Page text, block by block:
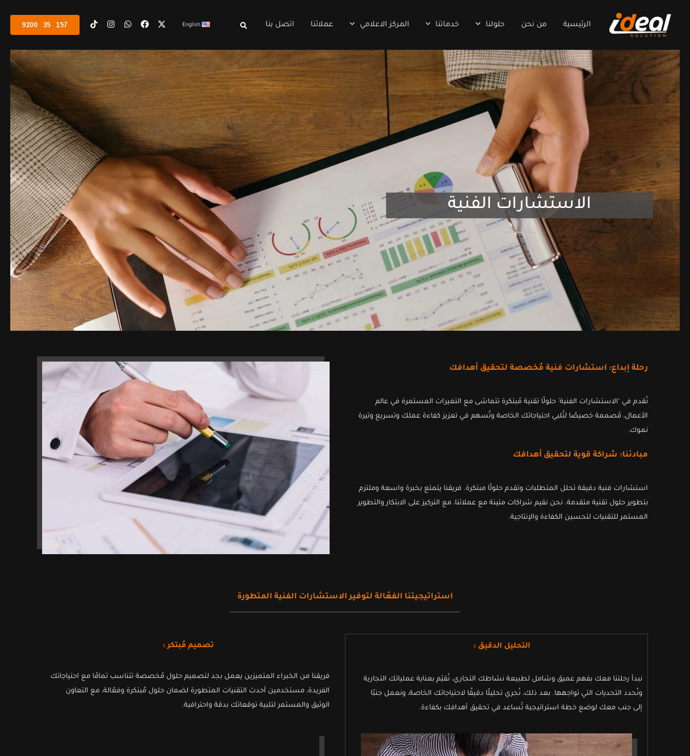
المحتوى
الرئيسية من نحن حلولنا خدماتنا المركز الاعلامي عملائنا اتصل بنا البحث English
9200⠀35⠀157
لدينا فريق من الخبراء يقدم استشارات فنية متخصصة لضمان أفضل الحلول المبتكرة والمتطورة التي تتناسب مع متطلباتك الدقيقة وتطلعاتك المستقبلية.
الاستشارات الفنية
رحلة إبداع: استشارات فنية مُخصصة لتحقيق أهدافك
نُقدم في ‘الاستشارات الفنية’ حلولًا تقنية مُبتكرة تتماشى مع التغيرات المستمرة في عالم
الأعمال، مُصممة خصيصًا لتُلبي احتياجاتك الخاصة وتُسهم في تعزيز كفاءة عملك وتسريع وتيرة
نموك.
مبادئنا: شراكة قوية لتحقيق أهدافك
استشارات فنية دقيقة تحلل المتطلبات وتقدم حلولًا مبتكرة. فريقنا يتمتع بخبرة واسعة وملتزم
بتطوير حلول تقنية متقدمة. نحن نقيم شراكات متينة مع عملائنا، مع التركيز على الابتكار والتطوير
المستمر للتقنيات لتحسين الكفاءة والإنتاجية.
استراتيجيتنا الفعّالة لتوفير الاستشارات الفنية المتطورة
التحليل الدقيق :
نبدأ رحلتنا معك بفهم عميق وشامل لطبيعة نشاطك التجاري، نُقيّم بعناية عملياتك التجارية
ونُحدد التحديات التي تواجهها. بعد ذلك، نُجري تحليلًا دقيقًا لاحتياجاتك الخاصة، ونعمل جنبًا
إلى جنب معك لوضع خطة استراتيجية تُساعد في تحقيق أهدافك بكفاءة.
تصميم مُبتكر :
فريقنا من الخبراء المتميزين يعمل بجد لتصميم حلول مُخصصة تتناسب تمامًا مع احتياجاتك
الفريدة، مستخدمين أحدث التقنيات المتطورة لضمان حلول مُبتكرة وفعّالة، مع التعاون
الوثيق والمستمر لتلبية توقعاتك بدقة واحترافية.